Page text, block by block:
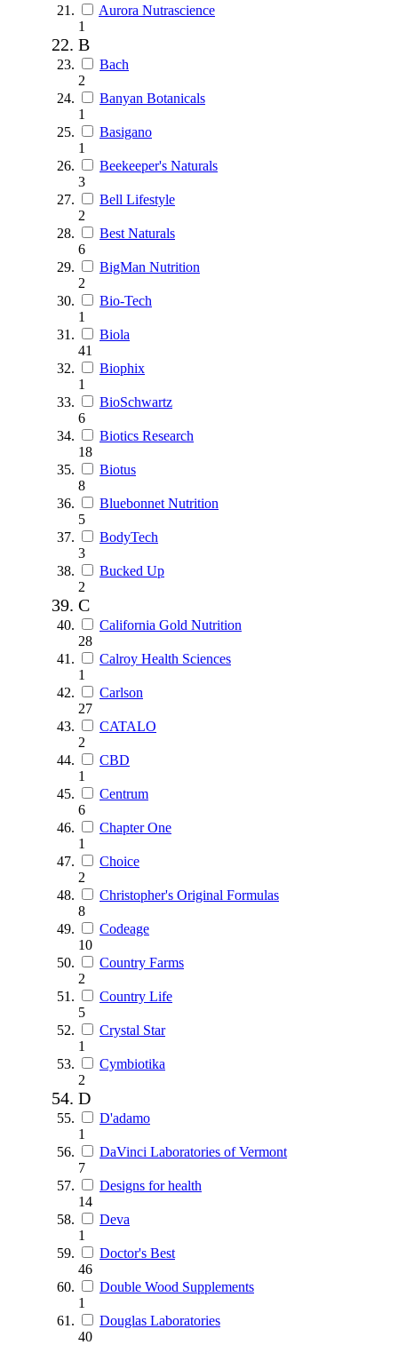
Aurora Nutrascience
1
B
Bach
2
Banyan Botanicals
1
Basigano
1
Beekeeper's Naturals
3
Bell Lifestyle
2
Best Naturals
6
BigMan Nutrition
2
Bio-Tech
1
Biola
41
Biophix
1
BioSchwartz
6
Biotics Research
18
Biotus
8
Bluebonnet Nutrition
5
BodyTech
3
Bucked Up
2
C
California Gold Nutrition
28
Calroy Health Sciences
1
Carlson
27
CATALO
2
CBD
1
Centrum
6
Chapter One
1
Choice
2
Christopher's Original Formulas
8
Codeage
10
Country Farms
2
Country Life
5
Crystal Star
1
Cymbiotika
2
D
D'adamo
1
DaVinci Laboratories of Vermont
7
Designs for health
14
Deva
1
Doctor's Best
46
Double Wood Supplements
1
Douglas Laboratories
40